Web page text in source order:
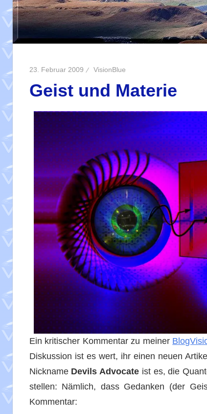
23. Februar 2009 VisionBlue
Geist und Materie
Ein kritischer Kommentar zu meiner
Diskussion ist es wert, ihr einen neuen
Nickname Devils Advocate ist es, die
stellen: Nämlich, dass Gedanken (der
Kommentar: